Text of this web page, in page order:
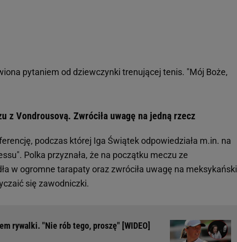
pytaniem od dziewczynki trenującej tenis. "Mój Boże,
z Vondrousovą. Zwróciła uwagę na jedną rzecz
podczas której Iga Świątek odpowiedziała m.in. na
Polka przyznała, że na początku meczu ze
w ogromne tarapaty oraz zwróciła uwagę na meksykański
się zawodniczki.
rywalki. "Nie rób tego, proszę" [WIDEO]